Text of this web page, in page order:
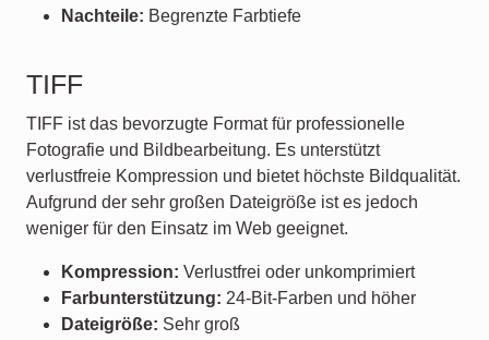
Nachteile: Begrenzte Farbtiefe
TIFF
TIFF ist das bevorzugte Format für professionelle
Fotografie und Bildbearbeitung. Es unterstützt
verlustfreie Kompression und bietet höchste Bildqualität.
Aufgrund der sehr großen Dateigröße ist es jedoch
weniger für den Einsatz im Web geeignet.
Kompression: Verlustfrei oder unkomprimiert
Farbunterstützung: 24-Bit-Farben und höher
Dateigröße: Sehr groß